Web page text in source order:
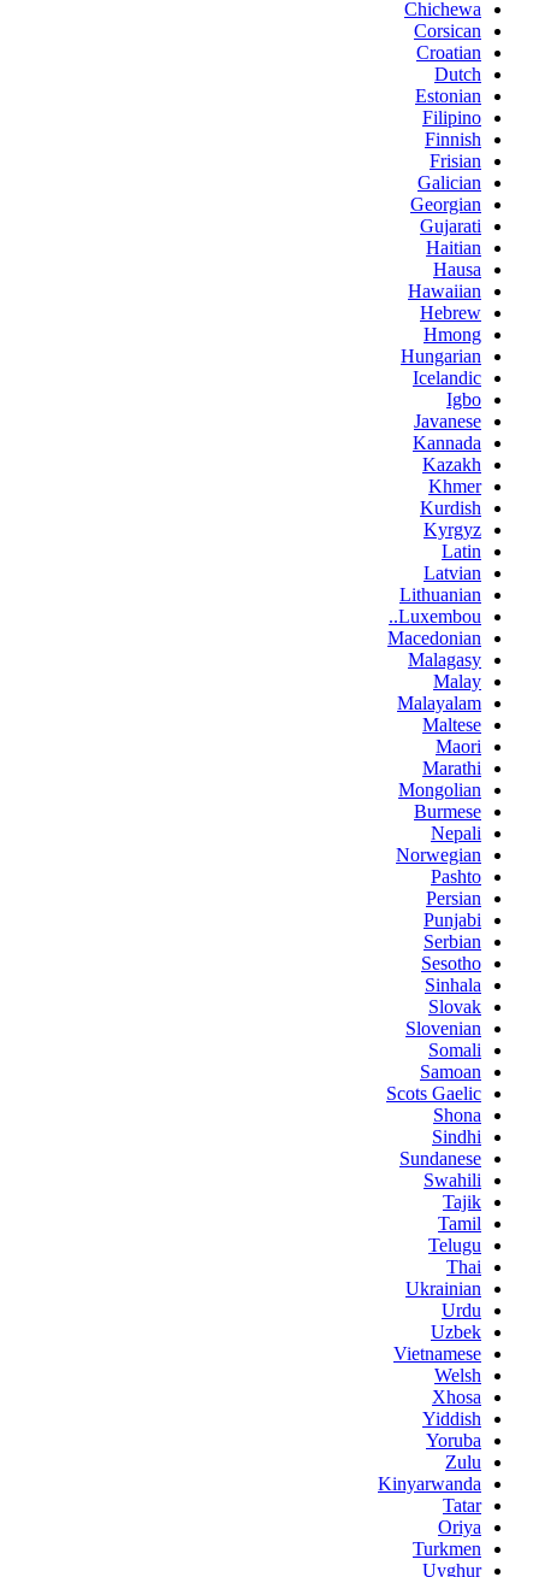
Chichewa
Corsican
Croatian
Dutch
Estonian
Filipino
Finnish
Frisian
Galician
Georgian
Gujarati
Haitian
Hausa
Hawaiian
Hebrew
Hmong
Hungarian
Icelandic
Igbo
Javanese
Kannada
Kazakh
Khmer
Kurdish
Kyrgyz
Latin
Latvian
Lithuanian
Luxembou..
Macedonian
Malagasy
Malay
Malayalam
Maltese
Maori
Marathi
Mongolian
Burmese
Nepali
Norwegian
Pashto
Persian
Punjabi
Serbian
Sesotho
Sinhala
Slovak
Slovenian
Somali
Samoan
Scots Gaelic
Shona
Sindhi
Sundanese
Swahili
Tajik
Tamil
Telugu
Thai
Ukrainian
Urdu
Uzbek
Vietnamese
Welsh
Xhosa
Yiddish
Yoruba
Zulu
Kinyarwanda
Tatar
Oriya
Turkmen
Uyghur